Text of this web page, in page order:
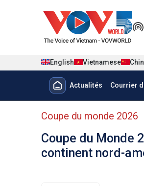
English Vietnamese
Menu trang chủ
Actualités Courrier
menu phụ tiếng Pháp
Coupe du monde 2026
Coupe du Monde
continent nord-